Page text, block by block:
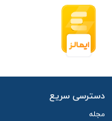
دسترسی سریع
مجله